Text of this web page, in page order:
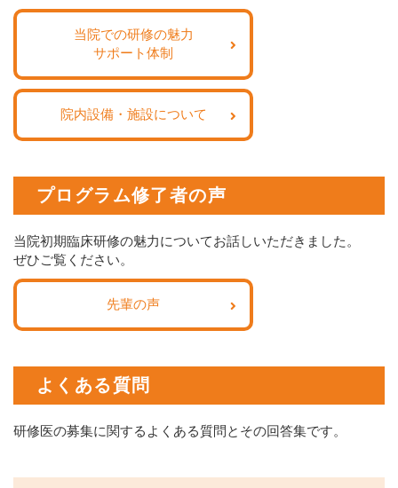
当院での研修の魅力
サポート体制
院内設備・施設について
プログラム修了者の声
当院初期臨床研修の魅力についてお話しいただきました。
ぜひご覧ください。
先輩の声
よくある質問
研修医の募集に関するよくある質問とその回答集です。